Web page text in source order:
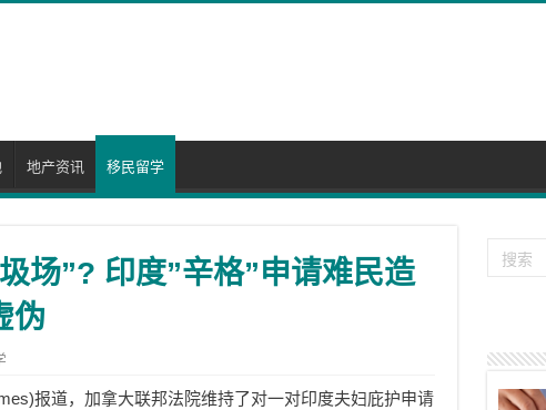
地产资讯 移民留学
场”? 印度”辛格”申请难民造
伪
报道，加拿大联邦法院维持了对一对印度夫妇庇护申请